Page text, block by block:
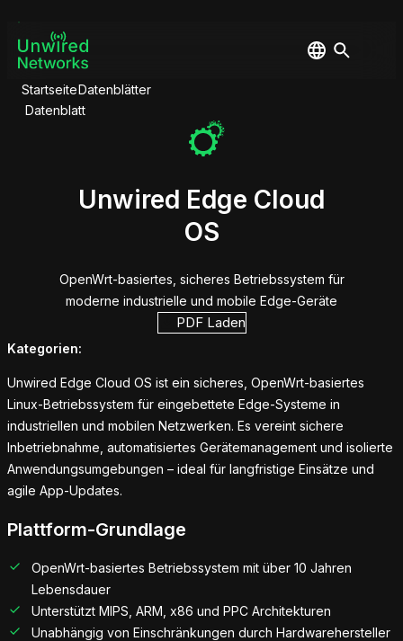
StartseiteDatenblätter
Datenblatt
Unwired Edge Cloud
OS
OpenWrt-basiertes, sicheres Betriebssystem für
moderne industrielle und mobile Edge-Geräte
PDF Laden
Kategorien:
Unwired Edge Cloud OS ist ein sicheres, OpenWrt-basiertes
Linux-Betriebssystem für eingebettete Edge-Systeme in
industriellen und mobilen Netzwerken. Es vereint sichere
Inbetriebnahme, automatisiertes Gerätemanagement und isolierte
Anwendungsumgebungen – ideal für langfristige Einsätze und
agile App-Updates.
Plattform-Grundlage
OpenWrt-basiertes Betriebssystem mit über 10 Jahren
Lebensdauer
Unterstützt MIPS, ARM, x86 und PPC Architekturen
Unabhängig von Einschränkungen durch Hardwarehersteller